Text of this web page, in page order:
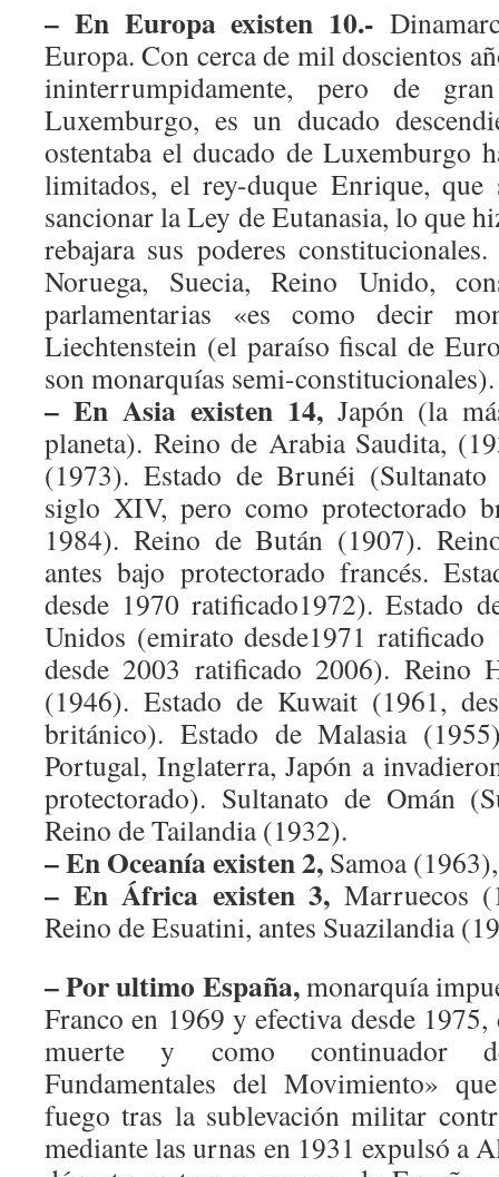
– En Europa existen 10.-
Europa. Con cerca de mil doscientos
ininterrumpidamente, pero de
Luxemburgo, es un ducado
ostentaba el ducado de Luxemburgo
limitados, el rey-duque Enrique,
sancionar la Ley de Eutanasia, lo que
rebajara sus poderes
Noruega, Suecia, Reino Unido,
parlamentarias «es como decir
Liechtenstein (el paraíso fiscal de
son monarquías semi-constitucionales).
– En Asia existen 14,Japón (la
planeta). Reino de Arabia Saudita,
(1973). Estado de Brunéi
siglo XIV, pero como protectorado
1984). Reino de Bután (1907).
antes bajo protectorado francés.
desde 1970 ratificado1972). Estado
Unidos (emirato desde1971
desde 2003 ratificado 2006). Reino
(1946). Estado de Kuwait (1961,
británico). Estado de Malasia
Portugal, Inglaterra, Japón a
protectorado). Sultanato de Omán
Reino de Tailandia (1932).
– En Oceanía existen 2, Samoa
– En África existen 3, Marruecos
Reino de Esuatini, antes Suazilandia
–Por ultimo España,monarquía
Franco en 1969 y efectiva desde 1975,
muerte y como continuador
Fundamentales del Movimiento»
fuego tras la sublevación militar
mediante las urnas en 1931 expulsó a